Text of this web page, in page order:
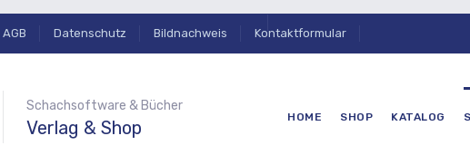
AGB Datenschutz Bildnachweis Kontaktformular
Schachsoftware & Bücher
Verlag & Shop HOME SHOP KATALOG